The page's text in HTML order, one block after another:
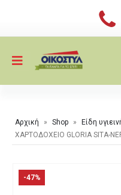
Αρχική » Shop » Είδη
ΧΑΡΤΟΔΟΧΕΙΟ GLORIA SITA-
-47%